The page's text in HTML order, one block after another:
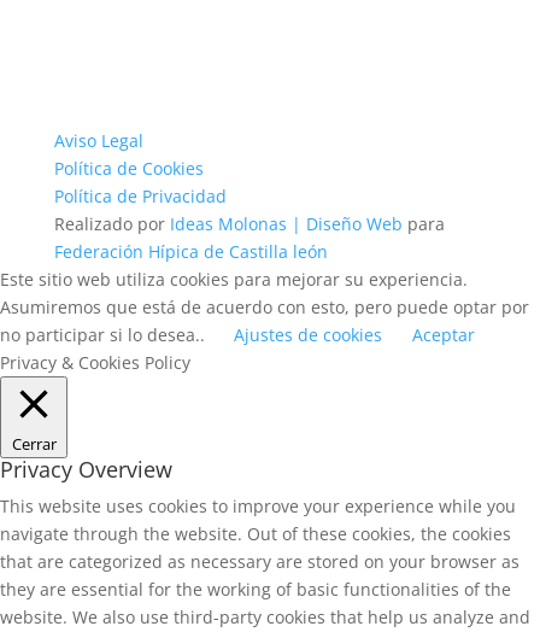
Aviso Legal
Política de Cookies
Política de Privacidad
Realizado por Ideas Molonas | Diseño Web para
Federación Hípica de Castilla león
Este sitio web utiliza cookies para mejorar su experiencia.
Asumiremos que está de acuerdo con esto, pero puede optar por
no participar si lo desea..
Ajustes de cookies
Aceptar
Privacy & Cookies Policy
Cerrar
Privacy Overview
This website uses cookies to improve your experience while you
navigate through the website. Out of these cookies, the cookies
that are categorized as necessary are stored on your browser as
they are essential for the working of basic functionalities of the
website. We also use third-party cookies that help us analyze and